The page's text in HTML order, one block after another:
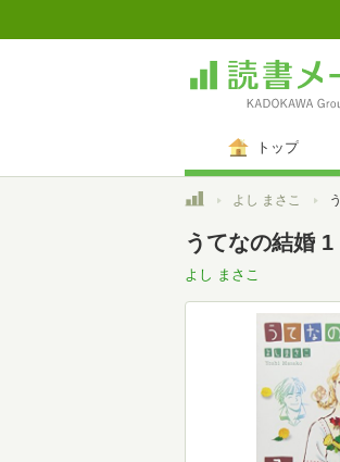
トップ
トップよし まさこ
うてなの結婚
よし まさこ